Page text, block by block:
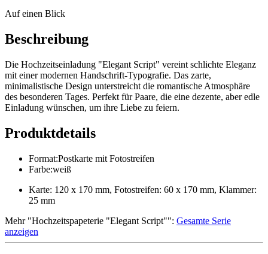
Auf einen Blick
Beschreibung
Die Hochzeitseinladung "Elegant Script" vereint schlichte Eleganz
mit einer modernen Handschrift-Typografie. Das zarte,
minimalistische Design unterstreicht die romantische Atmosphäre
des besonderen Tages. Perfekt für Paare, die eine dezente, aber edle
Einladung wünschen, um ihre Liebe zu feiern.
Produktdetails
Format:Postkarte mit Fotostreifen
Farbe:weiß
Karte: 120 x 170 mm, Fotostreifen: 60 x 170 mm, Klammer:
25 mm
Mehr"Hochzeitspapeterie "Elegant Script"": Gesamte Serie
anzeigen